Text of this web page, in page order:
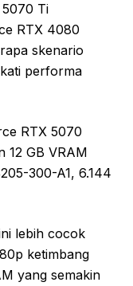
5070 Ti
RTX 4080
skenario
performa
RTX 5070
12 GB VRAM
300-A1, 6.144
lebih cocok
ketimbang
yang semakin